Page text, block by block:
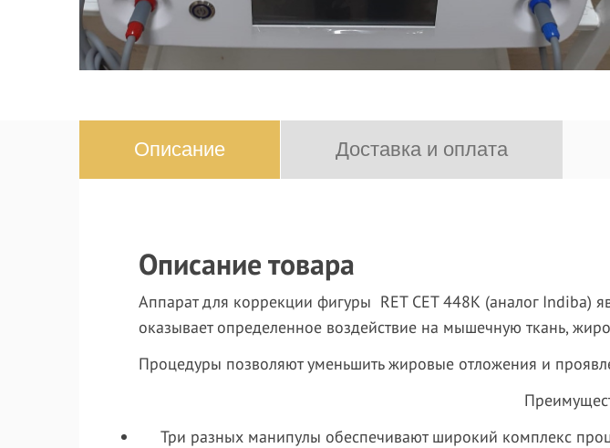
Описание Доставка и оплата
Описание товара
Аппарат для коррекции фигуры RET CET 448К (аналог Indiba)
оказывает определенное воздействие на мышечную ткань,
Процедуры позволяют уменьшить жировые отложения и
Три разных манипулы обеспечивают широкий комплекс